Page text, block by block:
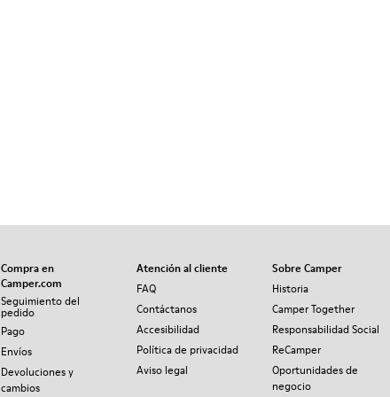
Compra en
Camper.com
Seguimiento del
pedido
Pago
Envíos
Devoluciones y
cambios
Atención al cliente
FAQ
Contáctanos
Accesibilidad
Política de privacidad
Aviso legal
Sobre Camper
Historia
Camper Together
Responsabilidad Social
ReCamper
Oportunidades de
negocio